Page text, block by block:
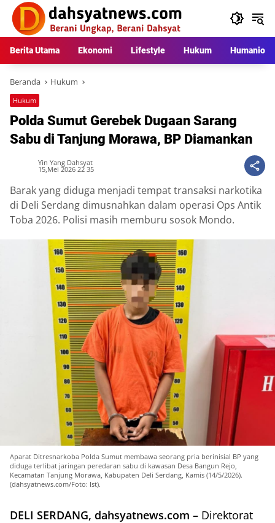
Langsung
konten
Berita Utama Ekonomi Lifestyle Hukum Humaniora
Beranda Hukum
Hukum
Polda Sumut Gerebek Dugaan Sarang
Sabu di Tanjung Morawa, BP Diamankan
Yin Yang Dahsyat
15,Mei 2026 22 35
Barak yang diduga menjadi tempat transaksi narkotika
di Deli Serdang dimusnahkan dalam operasi Ops Antik
Toba 2026. Polisi masih memburu sosok Mondo.
Aparat Ditresnarkoba Polda Sumut membawa seorang pria berinisial BP yang
diduga terlibat jaringan peredaran sabu di kawasan Desa Bangun Rejo,
Kecamatan Tanjung Morawa, Kabupaten Deli Serdang, Kamis (14/5/2026).
(dahsyatnews.com/Foto: Ist).
DELI SERDANG, dahsyatnews.com – Direktorat